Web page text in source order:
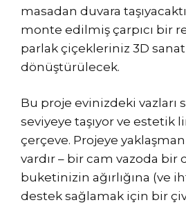
masadan duvara
monte edilmiş çarpıcı bir
parlak çiçekleriniz 3D
dönüştürülecek.
Bu proje evinizdeki vazları
seviyeye taşıyor ve estetik
çerçeve. Projeye
vardır – bir cam vazoda
buketinizin ağırlığına (ve
destek sağlamak için bir